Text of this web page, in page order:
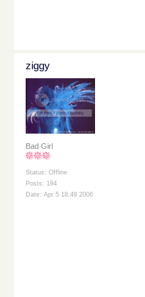
ziggy
Bad Girl
Status: Offline
Posts: 184
Date: Apr 5 18:49 2006